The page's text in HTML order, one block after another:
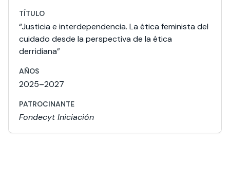
“Justicia e interdependencia. La ética feminista del
cuidado desde la perspectiva de la ética
derridiana”
2025–2027
Fondecyt Iniciación